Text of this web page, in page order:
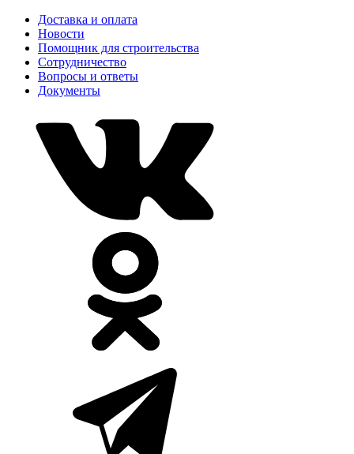
Доставка и оплата
Новости
Помощник для строительства
Сотрудничество
Вопросы и ответы
Документы